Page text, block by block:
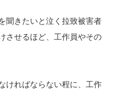
聞きたいと泣く拉致被害者
させるほど、工作員やその
ければならない程に、工作